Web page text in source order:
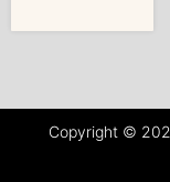
Copyright ©